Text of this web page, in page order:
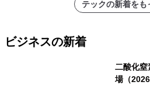
メーショ
テックの新着をも
ビジネスの新着
二酸化窒
場（